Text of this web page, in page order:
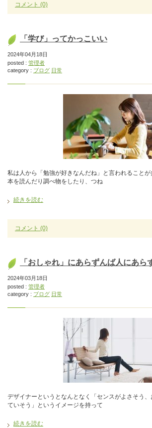
コメント (0)
「学び」ってかっこいい
2024年04月18日
posted : 管理者
category : ブログ 日常
私は人から「勉強が好きなんだね」と言われることが
本を読んだり調べ物をしたり、つね
続きを読む
コメント (0)
「おしゃれ」にあらずんば人にあら
2024年03月18日
posted : 管理者
category : ブログ 日常
デザイナーというとなんとなく「センスがよさそう
ていそう」というイメージを持って
続きを読む